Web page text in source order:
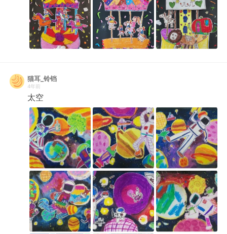
猫耳_铃铛
4年前
太空